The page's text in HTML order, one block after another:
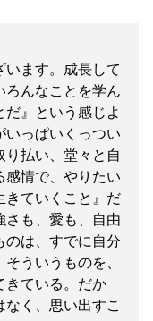
います。成長して
ろんなことを学ん
だ』という感じよ
いっぱいくっつい
り払い、堂々と自
感情で、やりたい
きていくこと』だ
さも、愛も、自由
のは、すでに自分
ういうものを、
きている。だか
なく、思い出すこ